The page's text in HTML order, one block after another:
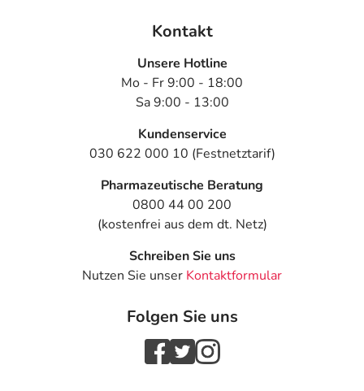
Kontakt
Unsere Hotline
Mo - Fr 9:00 - 18:00
Sa 9:00 - 13:00
Kundenservice
030 622 000 10 (Festnetztarif)
Pharmazeutische Beratung
0800 44 00 200
(kostenfrei aus dem dt. Netz)
Schreiben Sie uns
Nutzen Sie unser Kontaktformular
Folgen Sie uns